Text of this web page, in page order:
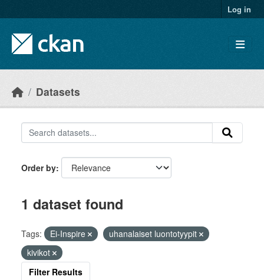
Log in
Datasets
Order by
1 dataset found
Tags: Ei-Inspire
uhanalaiset luontotyypit
kivikot
Filter Results